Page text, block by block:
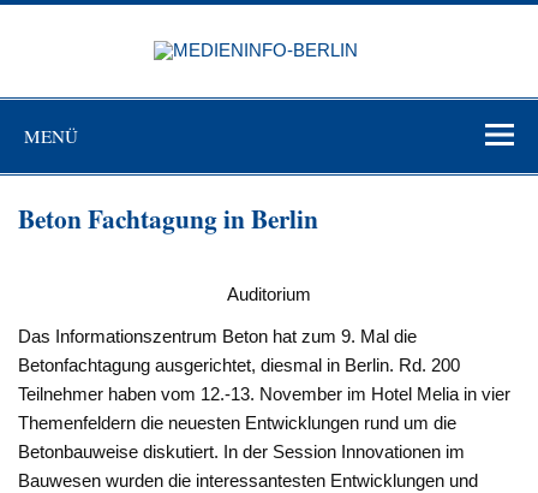
Zum
MENÜ
Beton Fachtagung in Berlin
Auditorium
Das Informationszentrum Beton hat zum 9. Mal die
Betonfachtagung ausgerichtet, diesmal in Berlin. Rd. 200
Teilnehmer haben vom 12.-13. November im Hotel Melia in vier
Themenfeldern die neuesten Entwicklungen rund um die
Betonbauweise diskutiert. In der Session Innovationen im
Bauwesen wurden die interessantesten Entwicklungen und